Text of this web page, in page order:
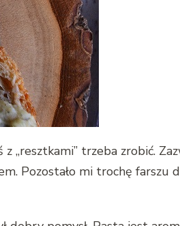
„resztkami” trzeba zrobić.
Pozostało mi trochę farszu